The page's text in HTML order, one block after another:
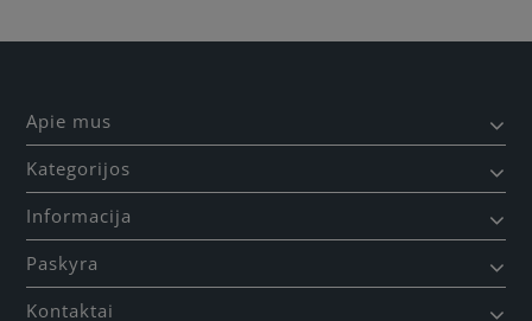
Apie mus
Kategorijos
Informacija
Paskyra
Kontaktai